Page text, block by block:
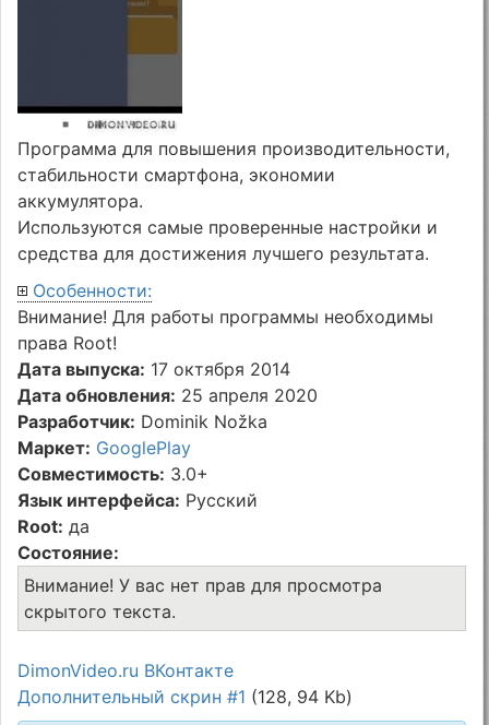
Программа для повышения производительности,
стабильности смартфона, экономии
аккумулятора.
Используются самые проверенные настройки и
средства для достижения лучшего результата.
Особенности:
Внимание! Для работы программы необходимы
права Root!
Дата выпуска: 17 октября 2014
Дата обновления: 25 апреля 2020
Разработчик: Dominik Nožka
Маркет: GooglePlay
Совместимость: 3.0+
Язык интерфейса: Русский
Root: да
Состояние:
Внимание! У вас нет прав для просмотра
скрытого текста.
DimonVideo.ru ВКонтакте
Дополнительный скрин #1 (128, 94 Kb)